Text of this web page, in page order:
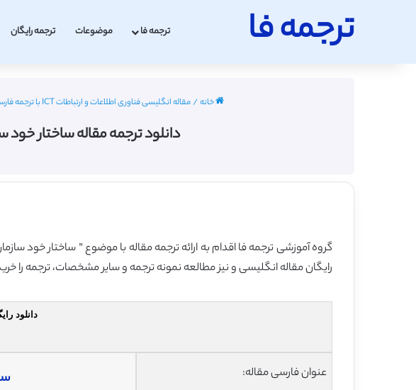
ترجمه فا ترجمه فا موضوعات ترجمه رایگان
خانه/مقاله انگلیسی فناوری اطلاعات و ارتباطات ICT با ترجمه فارسی 2022 - 2023
دانلود ترجمه مقاله ساختار خود
گروه آموزشی ترجمه فا اقدام به ارائه ترجمه مقاله با موضوع ” ساختار خود
رایگان مقاله انگلیسی و نیز مطالعه نمونه ترجمه و سایر مشخصات، ترجمه را
دانلود
عنوان فارسی مقاله: